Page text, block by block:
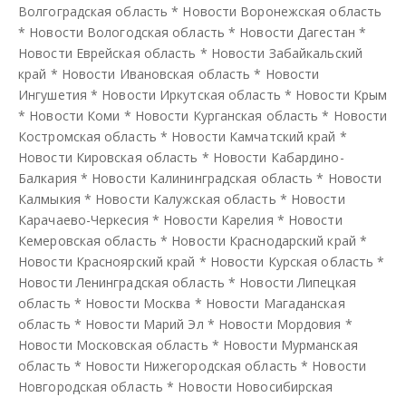
Волгоградская область * Новости Воронежская область
* Новости Вологодская область * Новости Дагестан *
Новости Еврейская область * Новости Забайкальский
край * Новости Ивановская область * Новости
Ингушетия * Новости Иркутская область * Новости Крым
* Новости Коми * Новости Курганская область * Новости
Костромская область * Новости Камчатский край *
Новости Кировская область * Новости Кабардино-
Балкария * Новости Калининградская область * Новости
Калмыкия * Новости Калужская область * Новости
Карачаево-Черкесия * Новости Карелия * Новости
Кемеровская область * Новости Краснодарский край *
Новости Красноярский край * Новости Курская область *
Новости Ленинградская область * Новости Липецкая
область * Новости Москва * Новости Магаданская
область * Новости Марий Эл * Новости Мордовия *
Новости Московская область * Новости Мурманская
область * Новости Нижегородская область * Новости
Новгородская область * Новости Новосибирская